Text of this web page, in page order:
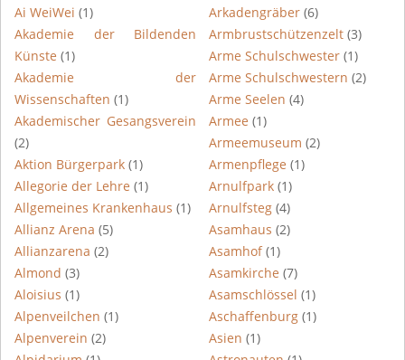
Ai WeiWei (1)
Akademie der Bildenden
Künste (1)
Akademie der
Wissenschaften (1)
Akademischer Gesangsverein
(2)
Aktion Bürgerpark (1)
Allegorie der Lehre (1)
Allgemeines Krankenhaus (1)
Allianz Arena (5)
Allianzarena (2)
Almond (3)
Aloisius (1)
Alpenveilchen (1)
Alpenverein (2)
Arkadengräber (6)
Armbrustschützenzelt (3)
Arme Schulschwester (1)
Arme Schulschwestern (2)
Arme Seelen (4)
Armee (1)
Armeemuseum (2)
Armenpflege (1)
Arnulfpark (1)
Arnulfsteg (4)
Asamhaus (2)
Asamhof(1)
Asamkirche (7)
Asamschlössel (1)
Aschaffenburg (1)
Asien (1)